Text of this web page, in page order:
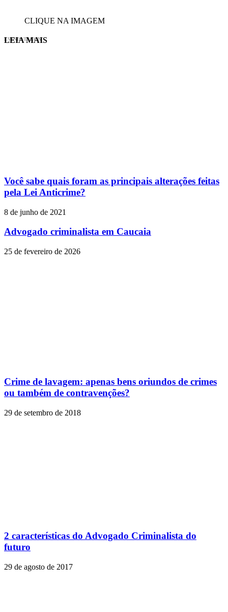
CLIQUE NA IMAGEM
EVINIS TALON
LEIA MAIS
Você sabe quais foram as principais alterações feitas
pela Lei Anticrime?
8 de junho de 2021
Advogado criminalista em Caucaia
25 de fevereiro de 2026
Crime de lavagem: apenas bens oriundos de crimes
ou também de contravenções?
29 de setembro de 2018
2 características do Advogado Criminalista do
futuro
29 de agosto de 2017